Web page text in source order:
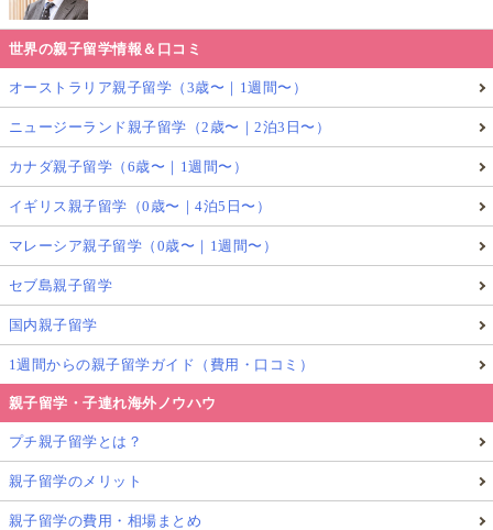
世界の親子留学情報＆口コミ
オーストラリア親子留学（3歳〜｜1週間〜）
ニュージーランド親子留学（2歳〜｜2泊3日〜）
カナダ親子留学（6歳〜｜1週間〜）
イギリス親子留学（0歳〜｜4泊5日〜）
マレーシア親子留学（0歳〜｜1週間〜）
セブ島親子留学
国内親子留学
1週間からの親子留学ガイド（費用・口コミ）
親子留学・子連れ海外ノウハウ
プチ親子留学とは？
親子留学のメリット
親子留学の費用・相場まとめ